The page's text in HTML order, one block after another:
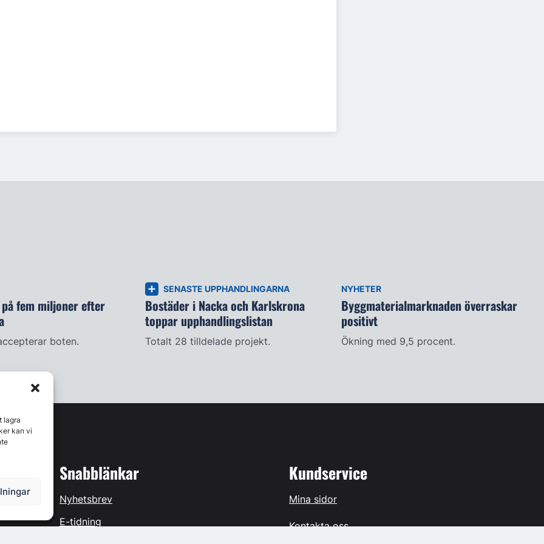
lagra
kan vi
på fem miljoner efter
boten.
SENASTE UPPHANDLINGARNA
Bostäder i Nacka och Karlskrona
toppar upphandlingslistan
Totalt 28 tilldelade projekt.
NYHETER
Byggmaterialmarknaden överraskar
positivt
Ökning med 9,5 procent.
Snabblänkar
Nyhetsbrev
E-tidning
Kundservice
Mina sidor
Kontakta oss